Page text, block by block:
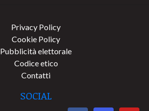
Privacy Policy
Cookie Policy
Pubblicità elettorale
Codice etico
Contatti
SOCIAL